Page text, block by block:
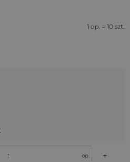
1 op. = 10 szt.
op. +